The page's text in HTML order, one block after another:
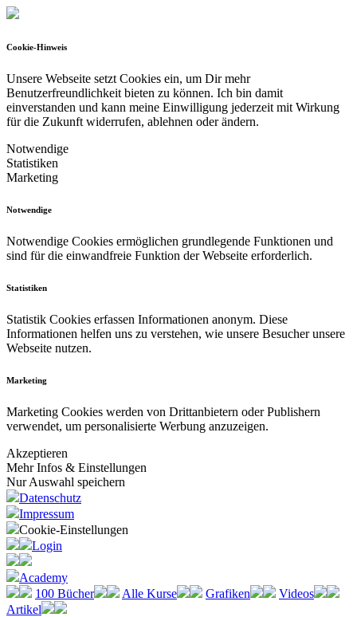
Cookie-Hinweis
Unsere Webseite setzt Cookies ein, um Dir mehr
Benutzerfreundlichkeit bieten zu können. Ich bin damit
einverstanden und kann meine Einwilligung jederzeit mit Wirkung
für die Zukunft widerrufen, ablehnen oder ändern.
Notwendige
Statistiken
Marketing
Notwendige
Notwendige Cookies ermöglichen grundlegende Funktionen und
sind für die einwandfreie Funktion der Webseite erforderlich.
Statistiken
Statistik Cookies erfassen Informationen anonym. Diese
Informationen helfen uns zu verstehen, wie unsere Besucher unsere
Webseite nutzen.
Marketing
Marketing Cookies werden von Drittanbietern oder Publishern
verwendet, um personalisierte Werbung anzuzeigen.
Akzeptieren
Mehr Infos & Einstellungen
Nur Auswahl speichern
Datenschutz
Impressum
Cookie-Einstellungen
Login
Academy
100 Bücher
Alle Kurse Grafiken
Videos
Artikel